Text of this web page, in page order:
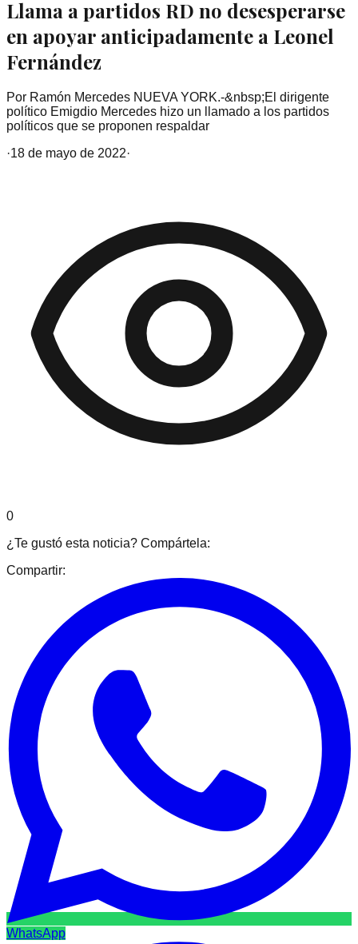
Llama a partidos RD no desesperarse
en apoyar anticipadamente a Leonel
Fernández
Por Ramón Mercedes NUEVA YORK.-&nbsp;El dirigente
político Emigdio Mercedes hizo un llamado a los partidos
políticos que se proponen respaldar
·18 de mayo de 2022·
0
¿Te gustó esta noticia? Compártela:
Compartir:
WhatsApp